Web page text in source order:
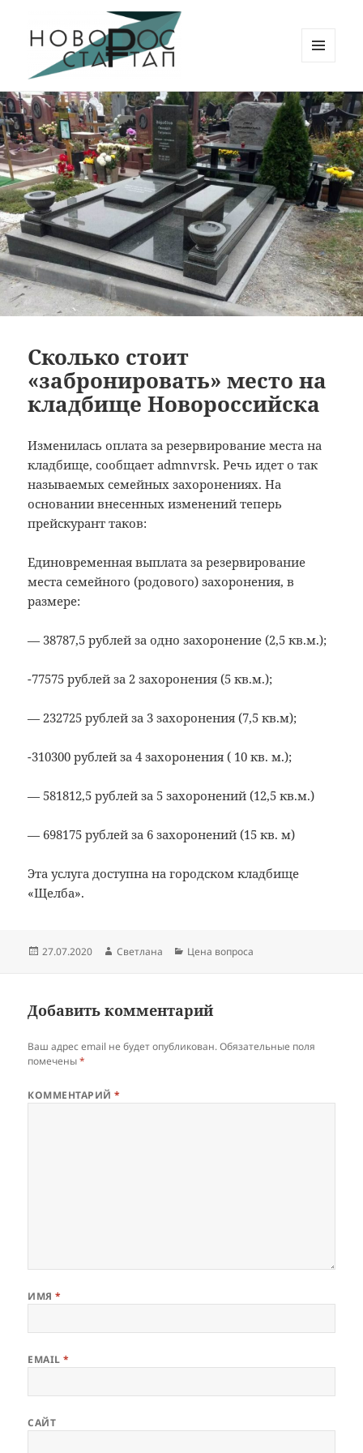
Новорос Стартап
ВИДЖЕТЫ
Сколько стоит
«забронировать» место на
кладбище Новороссийска
Изменилась оплата за резервирование места на
кладбище, сообщает admnvrsk. Речь идет о так
называемых семейных захоронениях.На
основании внесенных изменений теперь
прейскурант таков:
Единовременная выплата за резервирование
места семейного (родового) захоронения, в
размере:
— 38787,5 рублей за одно захоронение (2,5 кв.м.);
-77575 рублей за 2 захоронения (5 кв.м.);
— 232725 рублей за 3 захоронения (7,5 кв.м);
-310300 рублей за 4 захоронения ( 10 кв. м.);
— 581812,5 рублей за 5 захоронений (12,5 кв.м.)
— 698175 рублей за 6 захоронений (15 кв. м)
Эта услуга доступна на городском кладбище
«Щелба».
Опубликовано
27.07.2020 Автор
Светлана Рубрики
Цена вопроса
Добавить комментарий
Ваш адрес email не будет опубликован. Обязательные поля
помечены*
КОММЕНТАРИЙ*
ИМЯ*
EMAIL*
САЙТ